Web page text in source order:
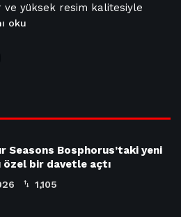
yüksek resim kalitesiyle
oku
Seasons Bosphorus’taki yeni
özel bir davetle açtı
1,105